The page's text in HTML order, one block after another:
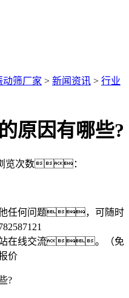
动筛厂家 > 新闻资讯 > 行业
原因有哪些?
览次数：
他任何问题，可随时
站在线交流。（免
价
?